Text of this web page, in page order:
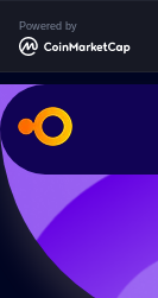
Powered by
Ethereum
ETH